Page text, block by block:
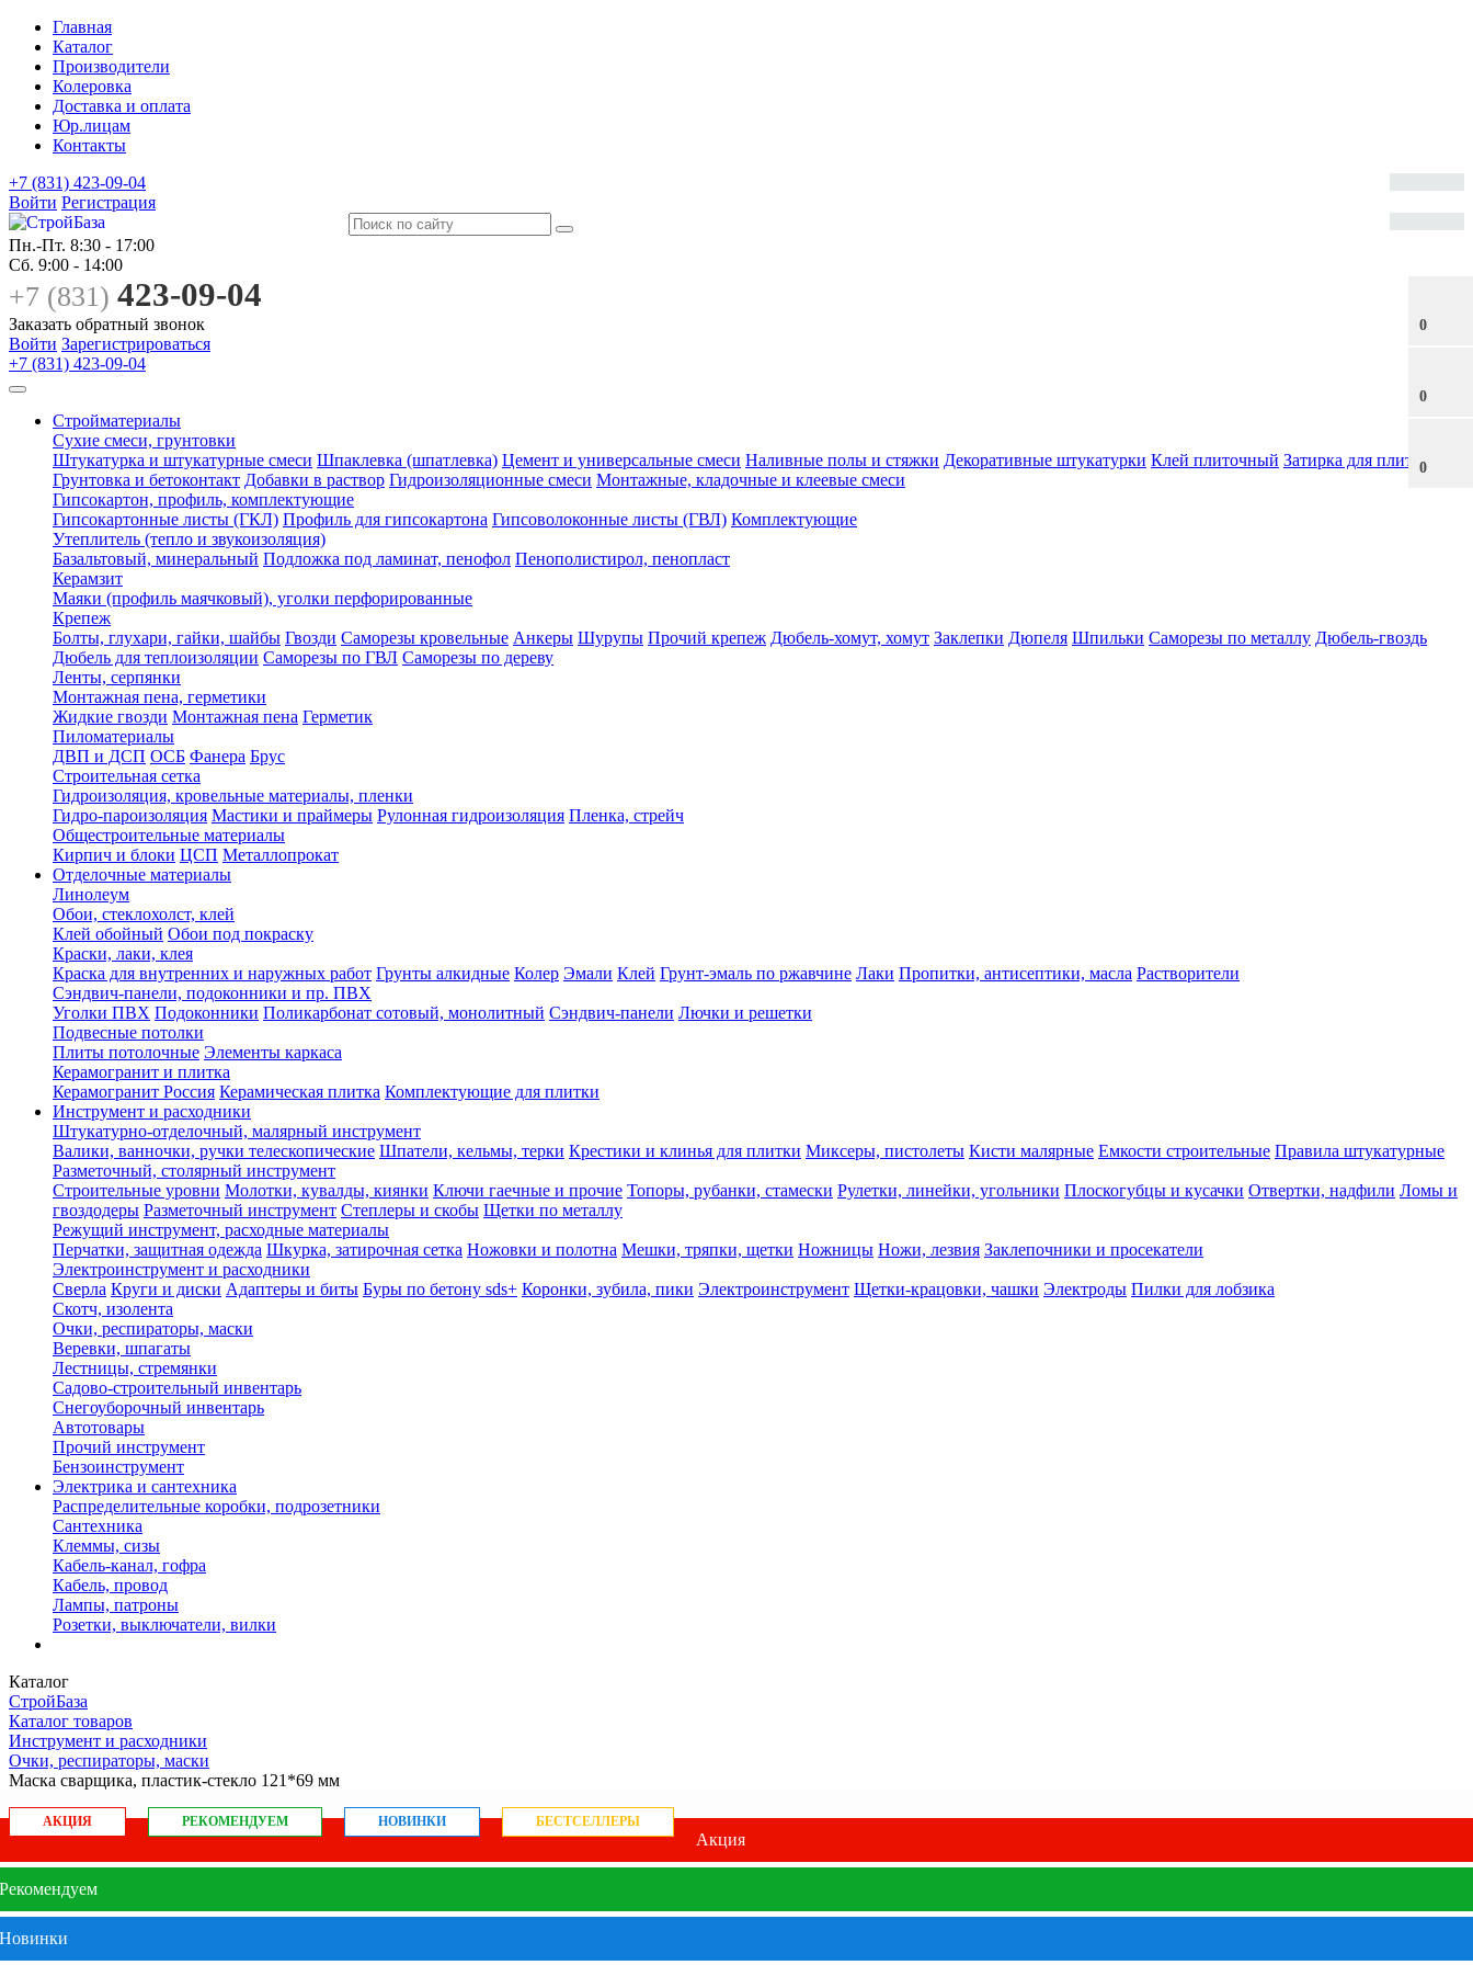
Главная
Каталог
Производители
Колеровка
Доставка и оплата
Юр.лицам
Контакты
0
0
0
+7 (831) 423-09-04
Войти Регистрация
Пн.-Пт. 8:30 - 17:00
Сб. 9:00 - 14:00
+7 (831) 423-09-04
Заказать обратный звонок
Войти Зарегистрироваться
+7 (831) 423-09-04
Стройматериалы
Сухие смеси, грунтовки
Штукатурка и штукатурные смеси Шпаклевка (шпатлевка) Цемент и универсальные смеси Наливные полы и стяжки Декоративные штукатурки Клей плиточный Затирка для плитки
Грунтовка и бетоконтакт Добавки в раствор Гидроизоляционные смеси Монтажные, кладочные и клеевые смеси
Гипсокартон, профиль, комплектующие
Гипсокартонные листы (ГКЛ) Профиль для гипсокартона Гипсоволоконные листы (ГВЛ) Комплектующие
Утеплитель (тепло и звукоизоляция)
Базальтовый, минеральный Подложка под ламинат, пенофол Пенополистирол, пенопласт
Керамзит
Маяки (профиль маячковый), уголки перфорированные
Крепеж
Болты, глухари, гайки, шайбы Гвозди Саморезы кровельные Анкеры Шурупы Прочий крепеж Дюбель-хомут, хомут Заклепки Дюпеля Шпильки Саморезы по металлу Дюбель-гвоздь
Дюбель для теплоизоляции Саморезы по ГВЛ Саморезы по дереву
Ленты, серпянки
Монтажная пена, герметики
Жидкие гвозди Монтажная пена Герметик
Пиломатериалы
ДВП и ДСП ОСБ Фанера Брус
Строительная сетка
Гидроизоляция, кровельные материалы, пленки
Гидро-пароизоляция Мастики и праймеры Рулонная гидроизоляция Пленка, стрейч
Общестроительные материалы
Кирпич и блоки ЦСП Металлопрокат
Отделочные материалы
Линолеум
Обои, стеклохолст, клей
Клей обойный Обои под покраску
Краски, лаки, клея
Краска для внутренних и наружных работ Грунты алкидные Колер Эмали Клей Грунт-эмаль по ржавчине Лаки Пропитки, антисептики, масла Растворители
Сэндвич-панели, подоконники и пр. ПВХ
Уголки ПВХ Подоконники Поликарбонат сотовый, монолитный Сэндвич-панели Лючки и решетки
Подвесные потолки
Плиты потолочные Элементы каркаса
Керамогранит и плитка
Керамогранит Россия Керамическая плитка Комплектующие для плитки
Инструмент и расходники
Штукатурно-отделочный, малярный инструмент
Валики, ванночки, ручки телескопические Шпатели, кельмы, терки Крестики и клинья для плитки Миксеры, пистолеты Кисти малярные Емкости строительные Правила штукатурные
Разметочный, столярный инструмент
Строительные уровни Молотки, кувалды, киянки Ключи гаечные и прочие Топоры, рубанки, стамески Рулетки, линейки, угольники Плоскогубцы и кусачки Отвертки, надфили Ломы и
гвоздодеры Разметочный инструмент Степлеры и скобы Щетки по металлу
Режущий инструмент, расходные материалы
Перчатки, защитная одежда Шкурка, затирочная сетка Ножовки и полотна Мешки, тряпки, щетки Ножницы Ножи, лезвия Заклепочники и просекатели
Электроинструмент и расходники
Сверла Круги и диски Адаптеры и биты Буры по бетону sds+ Коронки, зубила, пики Электроинструмент Щетки-крацовки, чашки Электроды Пилки для лобзика
Скотч, изолента
Очки, респираторы, маски
Веревки, шпагаты
Лестницы, стремянки
Садово-строительный инвентарь
Снегоуборочный инвентарь
Автотовары
Прочий инструмент
Бензоинструмент
Электрика и сантехника
Распределительные коробки, подрозетники
Сантехника
Клеммы, сизы
Кабель-канал, гофра
Кабель, провод
Лампы, патроны
Розетки, выключатели, вилки
Каталог
СтройБаза
Каталог товаров
Инструмент и расходники
Очки, респираторы, маски
Маска сварщика, пластик-стекло 121*69 мм
АКЦИЯ РЕКОМЕНДУЕМ НОВИНКИ БЕСТСЕЛЛЕРЫ
Акция
Рекомендуем
Новинки